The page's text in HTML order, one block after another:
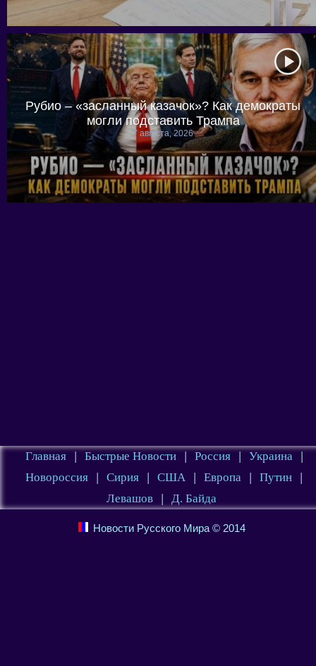
Рубио – «засланный казачок»? Как демократы
могли подставить Трампа
7 августа, 2026
Главная | Быстрые Новости | Россия | Украина
|
Новороссия
| Сирия | США | Европа | Путин
|
Левашов
| Д. Байда
Новости Русского Мира © 2014